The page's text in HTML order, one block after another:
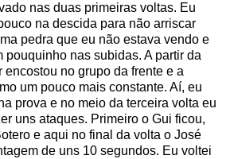
nas duas primeiras voltas. Eu
na descida para não arriscar
pedra que eu não estava vendo e
pouquinho nas subidas. A partir da
encostou no grupo da frente e a
um pouco mais constante. Aí, eu
prova e no meio da terceira volta eu
uns ataques. Primeiro o Gui ficou,
e aqui no final da volta o José
de uns 10 segundos. Eu voltei